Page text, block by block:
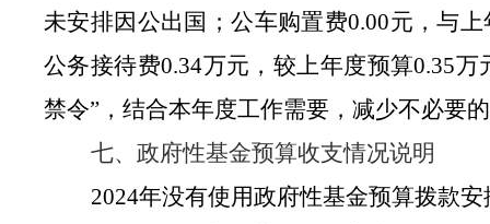
未安排因公出国；公车购置费0.00元，与
公务接待费0.34万元，较上年度预算0.35
禁令”，结合本年度工作需要，减少不必要
七、政府性基金预算收支情况说明
2024年没有使用政府性基金预算拨款